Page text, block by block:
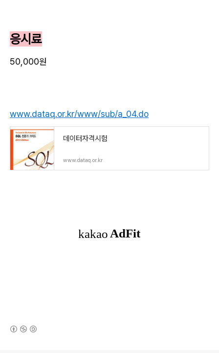
응시료
50,000원
www.dataq.or.kr/www/sub/a_04.do
데이터자격시험
www.dataq.or.kr